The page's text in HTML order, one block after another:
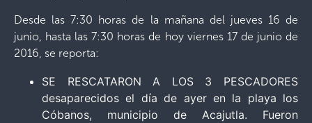
Desde las 7:30 horas de la mañana del jueves 16 de
junio, hasta las 7:30 horas de hoy viernes 17 de junio de
2016, se reporta:
SE RESCATARON A LOS 3 PESCADORES
desaparecidos el día de ayer en la playa los
Cóbanos, municipio de Acajutla. Fueron